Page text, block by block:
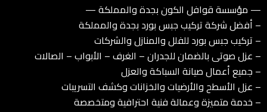
— مؤسسة قوافل الكون بجدة والمملكة —
– أفضل شركة تركيب جبس بورد بجدة والمملكة
– تركيب جبس بورد للفلل والمنازل والشركات
– عزل صوتى بالضمان للجدران – الغرف – الأبواب – الصالات
– جميع أعمال صيانة السباكة والعزل
– عزل الأسطح والأرضيات والخزانات وكشف التسريبات
– خدمة متميزة وعمالة فنية احترافية ومتخصصة